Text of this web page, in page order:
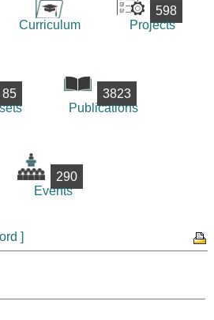
Curriculum
598
Projects
85
3823
Publications
290
Events
]